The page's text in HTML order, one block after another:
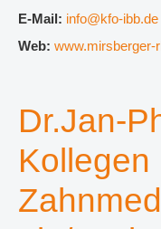
E-Mail: info@kfo-ibb.de
Web: www.mirsberger-
Dr.Jan-
Kollegen